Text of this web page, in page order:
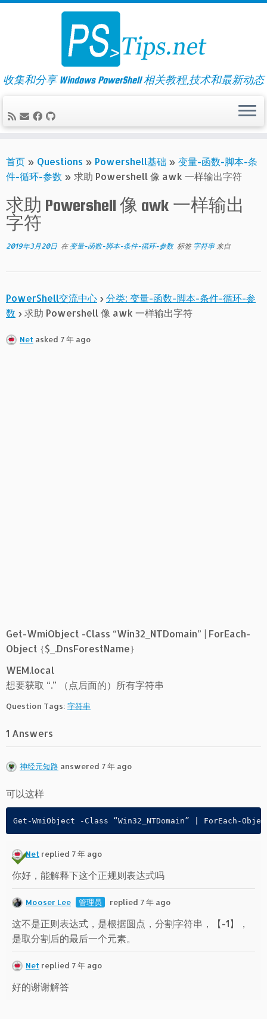
Skip
收集和分享 Windows PowerShell 相关教程,技术和最新动态
首页 » Questions » Powershell基础 » 变量-函数-脚本-条
件-循环-参数 » 求助 Powershell 像 awk 一样输出字符
求助 Powershell 像 awk 一样输出
字符
2019年3月20日 在 变量-函数-脚本-条件-循环-参数 标签字符串 来自
PowerShell交流中心 › 分类: 变量-函数-脚本-条件-循环-参
数 › 求助 Powershell 像 awk 一样输出字符
Net asked 7 年 ago
Get-WmiObject -Class “Win32_NTDomain” | ForEach-
Object {$_.DnsForestName}
WEM.local
想要获取 “.” （点后面的）所有字符串
Question Tags: 字符串
1 Answers
神经元短路 answered 7 年 ago
可以这样
Get-WmiObject -Class “Win32_NTDomain” | ForEach-
Net replied 7 年 ago
你好，能解释下这个正规则表达式吗
Mooser Lee 管理员 replied 7 年 ago
这不是正则表达式，是根据圆点，分割字符串，【-1】，
是取分割后的最后一个元素。
Net replied 7 年 ago
好的谢谢解答